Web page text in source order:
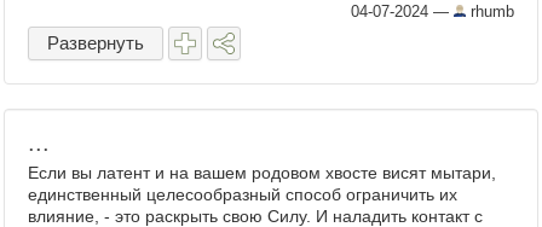
в высоту. 1999 World Youth ...
04-07-2024 — rhumb
Развернуть
...
Если вы латент и на вашем родовом хвосте висят мытари,
единственный целесообразный способ ограничить их
влияние, - это раскрыть свою Силу. И наладить контакт с